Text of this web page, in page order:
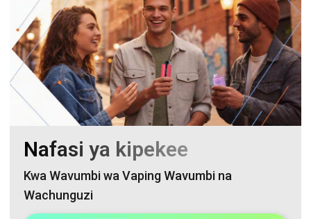
Nafasi ya kipekee
Kwa Wavumbi wa Vaping Wavumbi na
Wachunguzi